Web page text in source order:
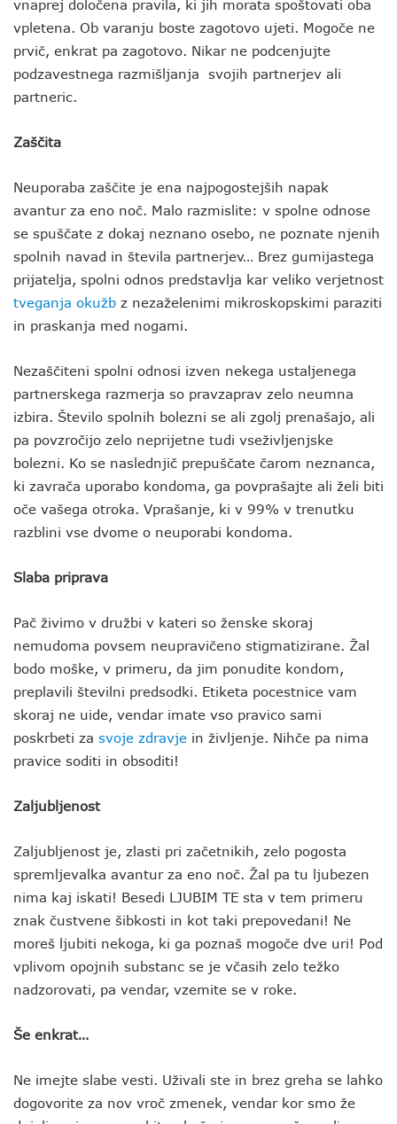
vnaprej določena pravila, ki jih morata spoštovati oba
vpletena. Ob varanju boste zagotovo ujeti. Mogoče ne
prvič, enkrat pa zagotovo. Nikar ne podcenjujte
podzavestnega razmišljanja svojih partnerjev ali
partneric.
Zaščita
Neuporaba zaščite je ena najpogostejših napak
avantur za eno noč. Malo razmislite: v spolne odnose
se spuščate z dokaj neznano osebo, ne poznate njenih
spolnih navad in števila partnerjev… Brez gumijastega
prijatelja, spolni odnos predstavlja kar veliko verjetnost
tveganja okužb z nezaželenimi mikroskopskimi paraziti
in praskanja med nogami.
Nezaščiteni spolni odnosi izven nekega ustaljenega
partnerskega razmerja so pravzaprav zelo neumna
izbira. Število spolnih bolezni se ali zgolj prenašajo, ali
pa povzročijo zelo neprijetne tudi vseživljenjske
bolezni. Ko se naslednjič prepuščate čarom neznanca,
ki zavrača uporabo kondoma, ga povprašajte ali želi biti
oče vašega otroka. Vprašanje, ki v 99% v trenutku
razblini vse dvome o neuporabi kondoma.
Slaba priprava
Pač živimo v družbi v kateri so ženske skoraj
nemudoma povsem neupravičeno stigmatizirane. Žal
bodo moške, v primeru, da jim ponudite kondom,
preplavili številni predsodki. Etiketa pocestnice vam
skoraj ne uide, vendar imate vso pravico sami
poskrbeti za svoje zdravje in življenje. Nihče pa nima
pravice soditi in obsoditi!
Zaljubljenost
Zaljubljenost je, zlasti pri začetnikih, zelo pogosta
spremljevalka avantur za eno noč. Žal pa tu ljubezen
nima kaj iskati! Besedi LJUBIM TE sta v tem primeru
znak čustvene šibkosti in kot taki prepovedani! Ne
moreš ljubiti nekoga, ki ga poznaš mogoče dve uri! Pod
vplivom opojnih substanc se je včasih zelo težko
nadzorovati, pa vendar, vzemite se v roke.
Še enkrat…
Ne imejte slabe vesti. Uživali ste in brez greha se lahko
dogovorite za nov vroč zmenek, vendar kor smo že